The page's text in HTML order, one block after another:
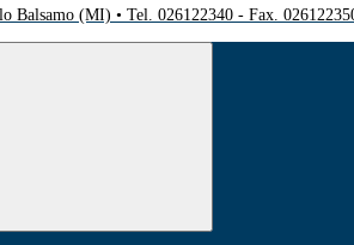
Balsamo (MI) • Tel. 026122340 - Fax.